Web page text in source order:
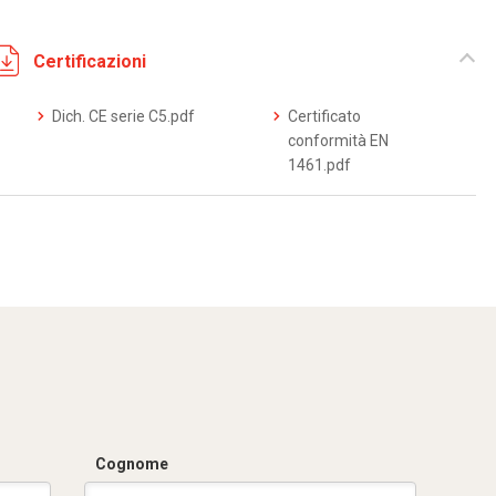
Certificazioni
Dich. CE serie C5.pdf
Certificato
conformità EN
1461.pdf
Cognome